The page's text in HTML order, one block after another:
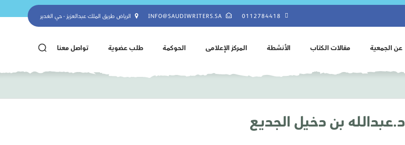
0112784418
INFO@SAUDIWRITERS.SA الرياض طريق الملك عبدالعزيز - حي الغدير
عن الجمعية مقالات الكتاب الأنشطة المركز الإعلامى الحوكمة طلب عضوية تواصل معنا
د.عبدالله بن دخيل الجديع